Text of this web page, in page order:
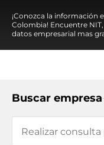
¡Conozca la información
Colombia! Encuentre
datos empresarial mas
Buscar empresa